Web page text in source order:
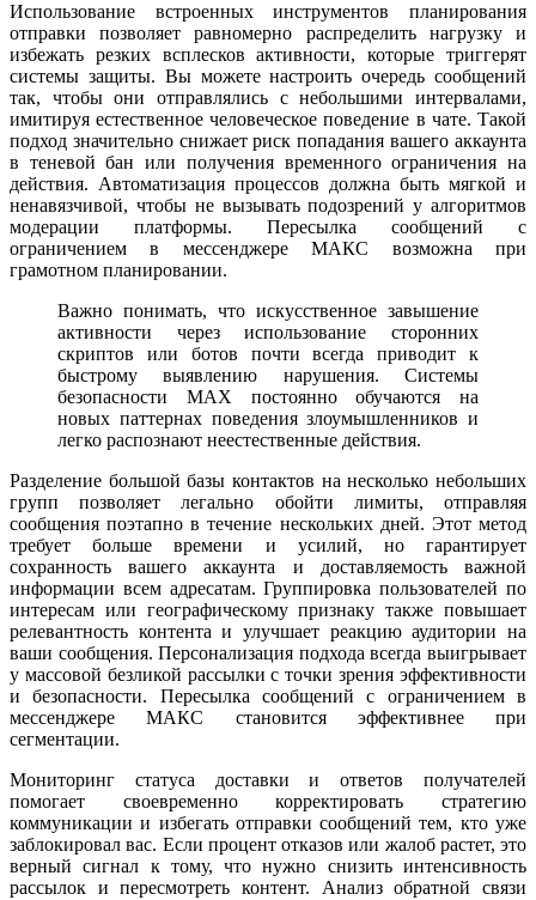
Использование встроенных инструментов планирования
отправки позволяет равномерно распределить нагрузку и
избежать резких всплесков активности, которые триггерят
системы защиты. Вы можете настроить очередь сообщений
так, чтобы они отправлялись с небольшими интервалами,
имитируя естественное человеческое поведение в чате. Такой
подход значительно снижает риск попадания вашего аккаунта
в теневой бан или получения временного ограничения на
действия. Автоматизация процессов должна быть мягкой и
ненавязчивой, чтобы не вызывать подозрений у алгоритмов
модерации платформы. Пересылка сообщений с
ограничением в мессенджере МАКС возможна при
грамотном планировании.
Важно понимать, что искусственное завышение
активности через использование сторонних
скриптов или ботов почти всегда приводит к
быстрому выявлению нарушения. Системы
безопасности MAX постоянно обучаются на
новых паттернах поведения злоумышленников и
легко распознают неестественные действия.
Разделение большой базы контактов на несколько небольших
групп позволяет легально обойти лимиты, отправляя
сообщения поэтапно в течение нескольких дней. Этот метод
требует больше времени и усилий, но гарантирует
сохранность вашего аккаунта и доставляемость важной
информации всем адресатам. Группировка пользователей по
интересам или географическому признаку также повышает
релевантность контента и улучшает реакцию аудитории на
ваши сообщения. Персонализация подхода всегда выигрывает
у массовой безликой рассылки с точки зрения эффективности
и безопасности. Пересылка сообщений с ограничением в
мессенджере МАКС становится эффективнее при
сегментации.
Мониторинг статуса доставки и ответов получателей
помогает своевременно корректировать стратегию
коммуникации и избегать отправки сообщений тем, кто уже
заблокировал вас. Если процент отказов или жалоб растет, это
верный сигнал к тому, что нужно снизить интенсивность
рассылок и пересмотреть контент. Анализ обратной связи